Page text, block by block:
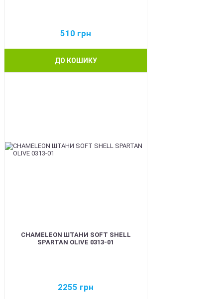
510 грн
ДО КОШИКУ
CHAMELEON ШТАНИ SOFT SHELL
SPARTAN OLIVE 0313-01
2255 грн